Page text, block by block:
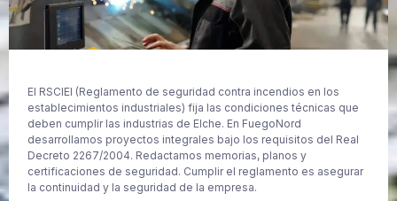
El RSCIEI (Reglamento de seguridad contra incendios en los
establecimientos industriales) fija las condiciones técnicas que
deben cumplir las industrias de Elche. En FuegoNord
desarrollamos proyectos integrales bajo los requisitos del Real
Decreto 2267/2004. Redactamos memorias, planos y
certificaciones de seguridad. Cumplir el reglamento es asegurar
la continuidad y la seguridad de la empresa.